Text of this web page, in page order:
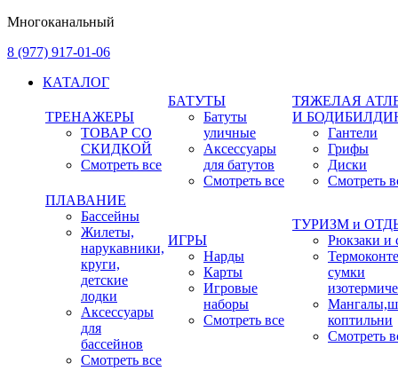
Многоканальный
8 (977) 917-01-06
КАТАЛОГ
ТРЕНАЖЕРЫ
ТОВАР СО
СКИДКОЙ
Смотреть все
БАТУТЫ
Батуты
уличные
Аксессуары
для батутов
Смотреть все
ТЯЖЕЛАЯ
И
Гантели
Грифы
Диски
Смотреть
ПЛАВАНИЕ
Бассейны
Жилеты,
нарукавники,
круги,
детские
лодки
Аксессуары
для
бассейнов
Смотреть все
ИГРЫ
Нарды
Карты
Игровые
наборы
Смотреть все
ТУРИЗМ и
Рюкзаки и
сумки
коптильни
Смотреть